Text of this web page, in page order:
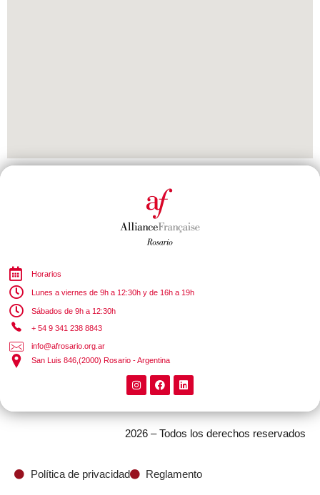
Horarios
Lunes a viernes de 9h a 12:30h y de 16h a 19h
Sábados de 9h a 12:30h
+ 54 9 341 238 8843
info@afrosario.org.ar
San Luis 846,(2000) Rosario - Argentina
2026 – Todos los derechos reservados
Política de privacidad Reglamento